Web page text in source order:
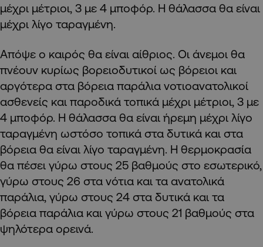
μέχρι μέτριοι, 3 με 4 μποφόρ. Η θάλασσα θα είναι
μέχρι λίγο ταραγμένη.
Απόψε ο καιρός θα είναι αίθριος. Οι άνεμοι θα
πνέουν κυρίως βορειοδυτικοί ως βόρειοι και
αργότερα στα βόρεια παράλια νοτιοανατολικοί
ασθενείς και παροδικά τοπικά μέχρι μέτριοι, 3 με
4 μποφόρ. Η θάλασσα θα είναι ήρεμη μέχρι λίγο
ταραγμένη ωστόσο τοπικά στα δυτικά και στα
βόρεια θα είναι λίγο ταραγμένη. Η θερμοκρασία
θα πέσει γύρω στους 25 βαθμούς στο εσωτερικό,
γύρω στους 26 στα νότια και τα ανατολικά
παράλια, γύρω στους 24 στα δυτικά και τα
βόρεια παράλια και γύρω στους 21 βαθμούς στα
ψηλότερα ορεινά.